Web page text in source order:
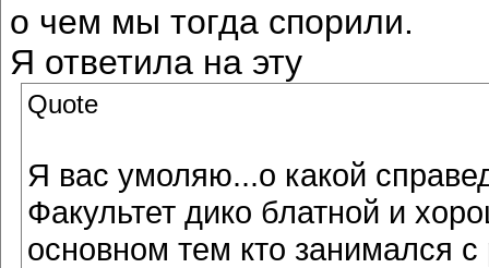
о чем мы тогда спорили.
Я ответила на эту
Quote
Я вас умоляю...о какой
Факультет дико блатной и
основном тем кто занимался